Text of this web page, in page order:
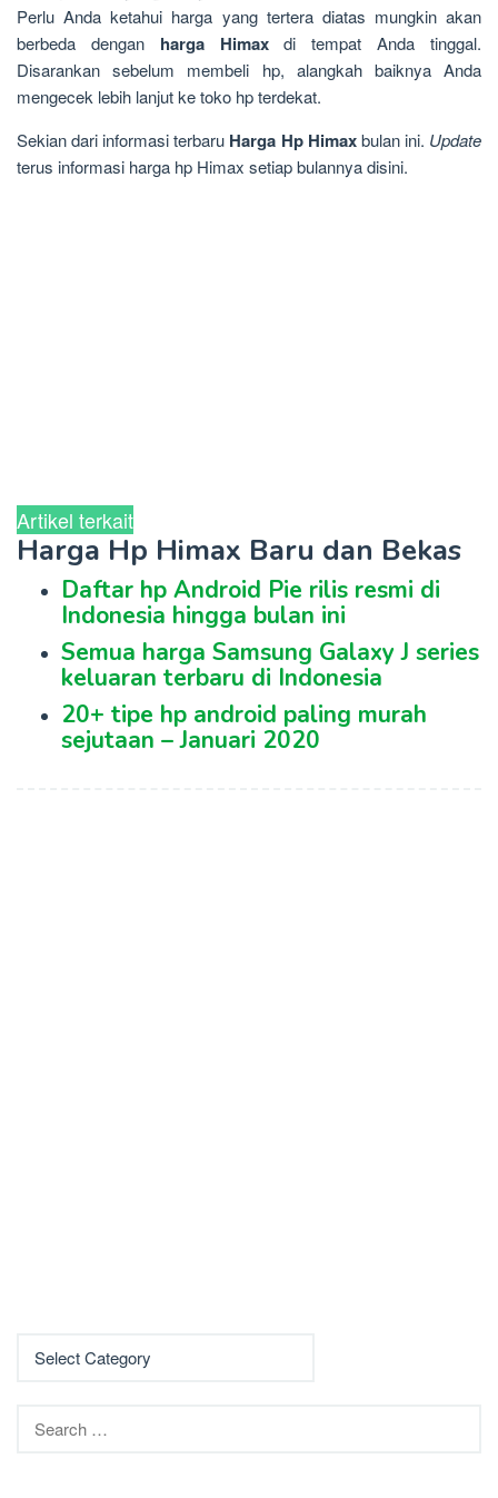
Perlu Anda ketahui harga yang tertera diatas mungkin akan
berbeda dengan harga Himaxdi tempat Anda tinggal.
Disarankan sebelum membeli hp, alangkah baiknya Anda
mengecek lebih lanjut ke toko hp terdekat.
Sekian dari informasi terbaru Harga Hp Himaxbulan ini. Update
terus informasi harga hp Himax setiap bulannya disini.
Artikel terkait
Harga Hp Himax Baru dan Bekas
Daftar hp Android Pie rilis resmi di
Indonesia hingga bulan ini
Semua harga Samsung Galaxy J series
keluaran terbaru di Indonesia
20+ tipe hp android paling murah
sejutaan – Januari 2020
for: